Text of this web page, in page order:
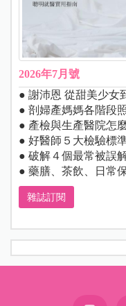
2026年7月號
● 謝沛恩 從甜美少女
● 剖婦產媽媽各階段
● 產檢與生產醫院怎
● 好醫師５大檢驗標
● 破解４個最常被誤
● 藥膳、茶飲、日常
雜誌訂閱